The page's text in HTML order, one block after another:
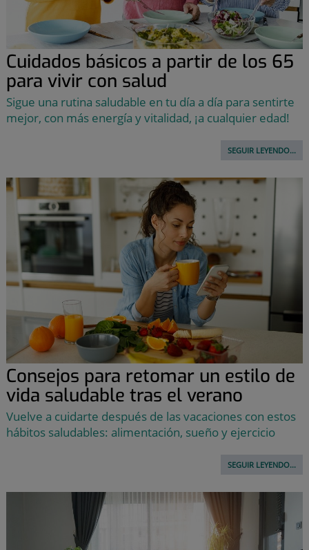
Cuidados básicos a partir de los 65
para vivir con salud
Sigue una rutina saludable en tu día a día para sentirte
mejor, con más energía y vitalidad, ¡a cualquier edad!
SEGUIR LEYENDO...
Consejos para retomar un estilo de
vida saludable tras el verano
Vuelve a cuidarte después de las vacaciones con estos
hábitos saludables: alimentación, sueño y ejercicio
SEGUIR LEYENDO...